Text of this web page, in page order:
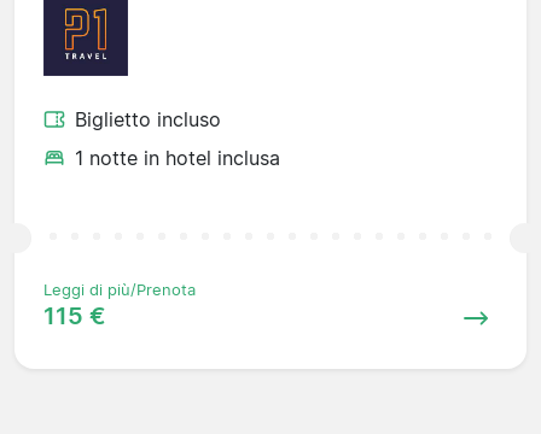
Biglietto incluso
1 notte in hotel inclusa
Leggi di più/Prenota
115 €